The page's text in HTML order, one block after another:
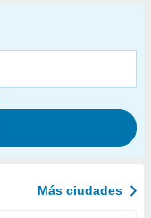
Más ciudades